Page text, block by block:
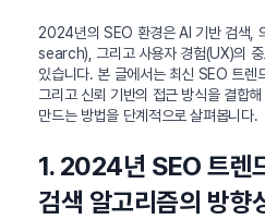
2024년의 SEO 환경은 AI 기반 검색,
search), 그리고 사용자 경험(UX)의
있습니다. 본 글에서는 최신 SEO 트렌
그리고 신뢰 기반의 접근 방식을 결합
만드는 방법을 단계적으로 살펴봅니다.
1. 2024년 SEO 트렌
검색 알고리즘의 방향